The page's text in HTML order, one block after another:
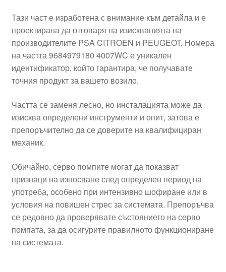
Тази част е изработена с внимание към детайла и е
проектирана да отговаря на изискванията на
производителите PSA CITROEN и PEUGEOT. Номера
на частта 9684979180 4007WC е уникален
идентификатор, който гарантира, че получавате
точния продукт за вашето возило.
Частта се заменя лесно, но инсталацията може да
изисква определени инструменти и опит, затова е
препоръчително да се доверите на квалифициран
механик.
Обичайно, серво помпите могат да показват
признаци на износване след определен период на
употреба, особено при интензивно шофиране или в
условия на повишен стрес за системата. Препоръчва
се редовно да проверявате състоянието на серво
помпата, за да осигурите правилното функциониране
на системата.